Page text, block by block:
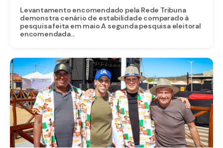
Levantamento encomendado pela Rede Tribuna
demonstra cenário de estabilidade comparado à
pesquisa feita em maio A segunda pesquisa eleitoral
encomendada...